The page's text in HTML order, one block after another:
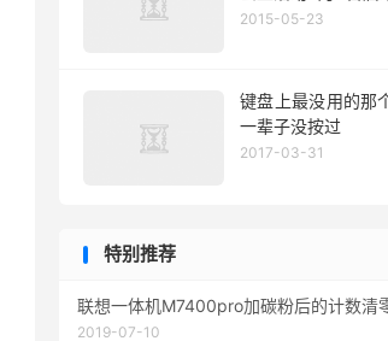
2015-05-23
键盘上最没用的那
一辈子没按过
2017-03-31
特别推荐
联想一体机M7400pro加碳粉后的计数清
2019-07-10